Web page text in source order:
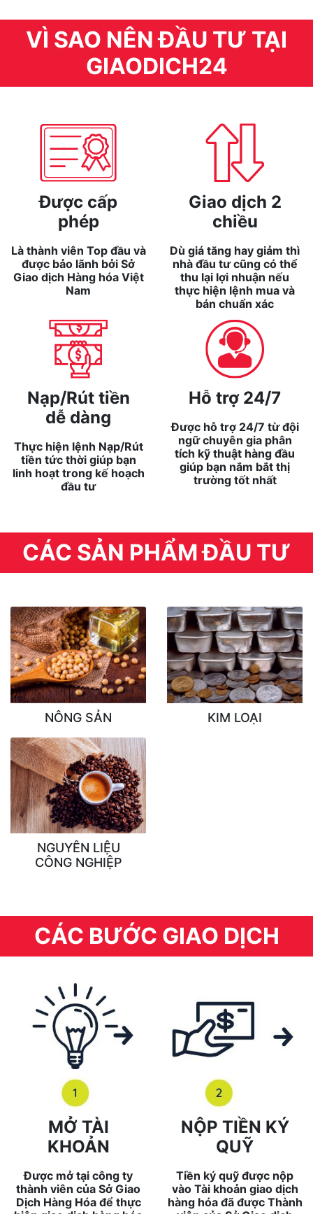
VÌ SAO NÊN ĐẦU TƯ TẠI
GIAODICH24
Được cấp
phép
Là thành viên Top đầu và
được bảo lãnh bởi Sở
Giao dịch Hàng hóa Việt
Nam
Giao dịch 2
chiều
Dù giá tăng hay giảm thì
nhà đầu tư cũng có thể
thu lại lợi nhuận nếu
thực hiện lệnh mua và
bán chuẩn xác
Nạp/Rút tiền
dễ dàng
Thực hiện lệnh Nạp/Rút
tiền tức thời giúp bạn
linh hoạt trong kế hoạch
đầu tư
Hỗ trợ 24/7
Được hỗ trợ 24/7 từ đội
ngữ chuyên gia phân
tích kỹ thuật hàng đầu
giúp bạn nắm bắt thị
trường tốt nhất
CÁC SẢN PHẨM ĐẦU TƯ
NÔNG SẢN KIM LOẠI
NGUYÊN LIỆU
CÔNG NGHIỆP
CÁC BƯỚC GIAO DỊCH
MỞ TÀI
KHOẢN
Được mở tại công ty
thành viên của Sở Giao
Dịch Hàng Hóa để thực
NỘP TIỀN KÝ
QUỸ
Tiền ký quỹ được nộp
vào Tài khoản giao dịch
hàng hóa đã được Thành